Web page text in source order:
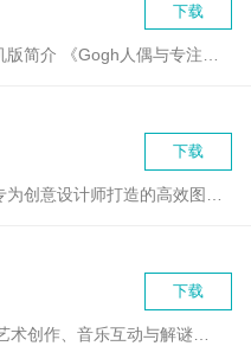
下载
下载
下载